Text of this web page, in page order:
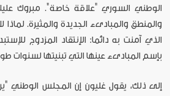
الوطني السوري "علاقة خاصة". مبروك
والمنطق والمبادىء الجديدة والمثيرة. لماذا
الذي آمنت به دائما: الإنتقاد المزدوج
بإسم المبادىء عينها التي تبنيتها لسنوات
إلى ذلك، يقول غليون إن المجلس الوطني